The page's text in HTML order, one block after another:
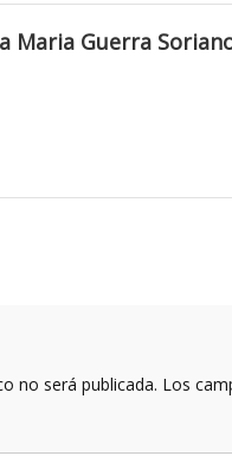
Maria Guerra
no será publicada. Los